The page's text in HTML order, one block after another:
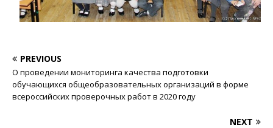
PREVIOUS
О проведении мониторинга качества подготовки
обучающихся общеобразовательных организаций в форме
всероссийских проверочных работ в 2020 году
NEXT